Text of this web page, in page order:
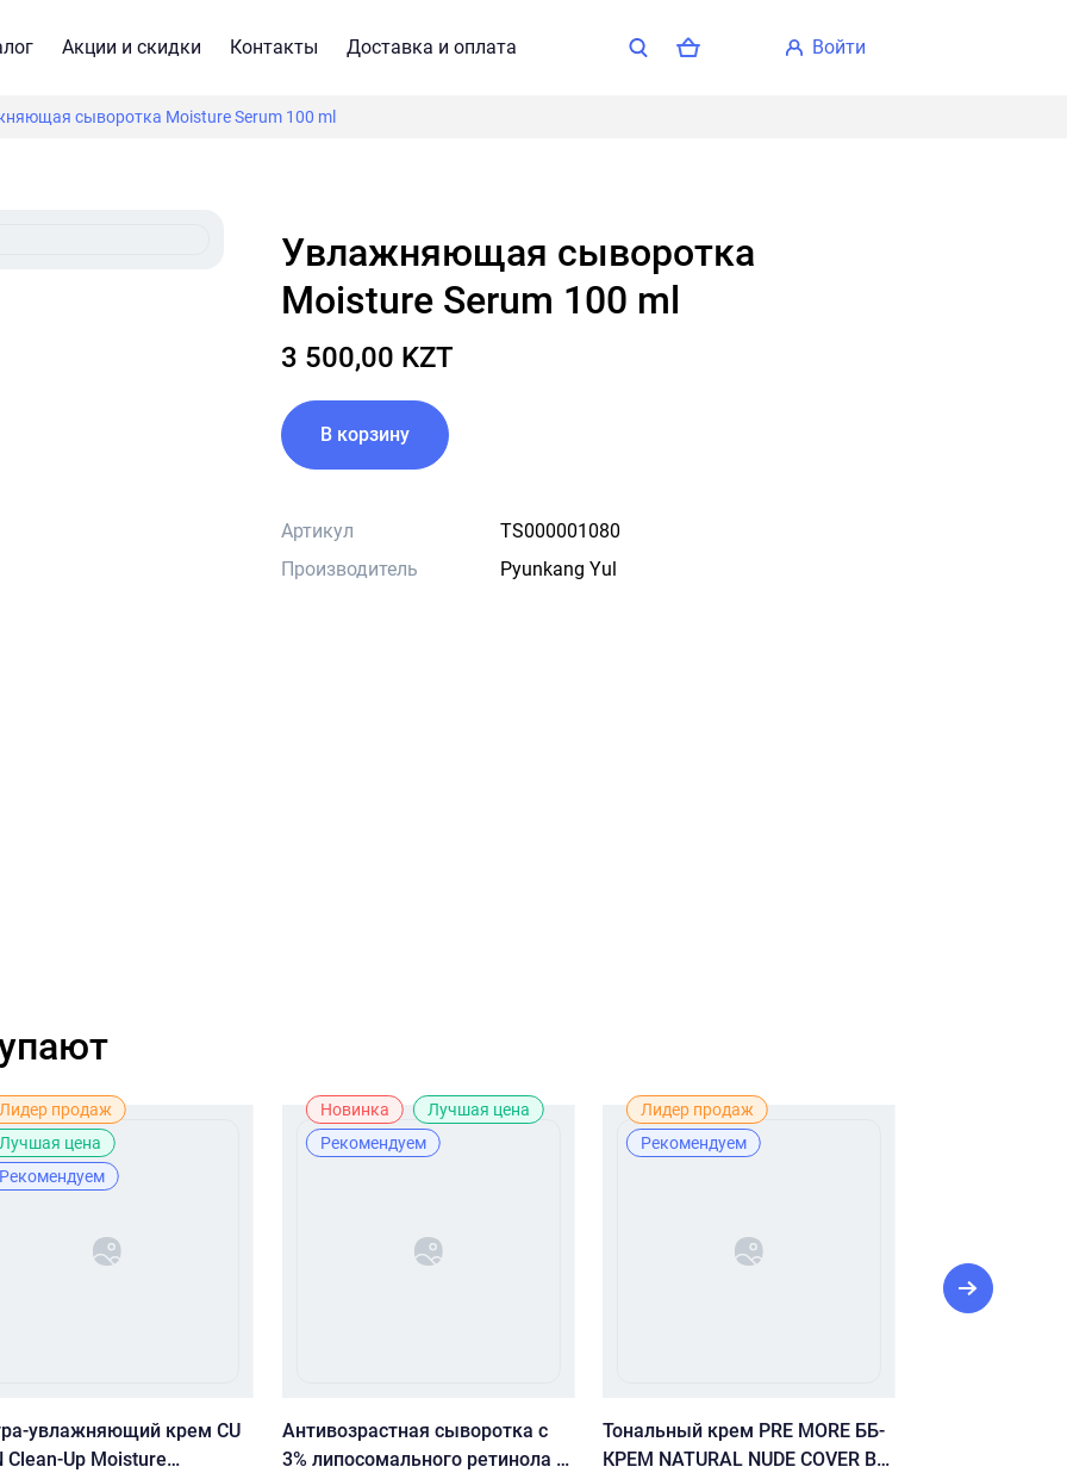
Акции и скидки Контакты Доставка и оплата войти
сыворотка Moisture Serum 100 ml
Увлажняющая сыворотка
Moisture Serum 100 ml
3 500,00 KZT
В корзину
Артикул
TS000001080
Производитель
Pyunkang Yul
Лидер продаж
Лучшая цена
Рекомендуем
увлажняющий крем CU
Clean-Up Moisture
Новинка
Лучшая цена
Рекомендуем
Антивозрастная сыворотка с
3% липосомального ретинола и
Лидер продаж
Рекомендуем
Тональный крем PRE MORE ББ-
КРЕМ NATURAL NUDE COVER BB